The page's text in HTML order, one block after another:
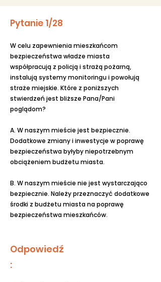
Pytanie 1/28
W celu zapewnienia mieszkańcom
bezpieczeństwa władze miasta
współpracują z policją i strażą pożarną,
instalują systemy monitoringu i powołują
straże miejskie. Które z poniższych
stwierdzeń jest bliższe Pana/Pani
poglądom?
A. W naszym mieście jest bezpiecznie.
Dodatkowe zmiany i inwestycje w poprawę
bezpieczeństwa byłyby niepotrzebnym
obciążeniem budżetu miasta.
B. W naszym mieście nie jest wystarczająco
bezpiecznie. Należy przeznaczyć dodatkowe
środki z budżetu miasta na poprawę
bezpieczeństwa mieszkańców.
Odpowiedź
: